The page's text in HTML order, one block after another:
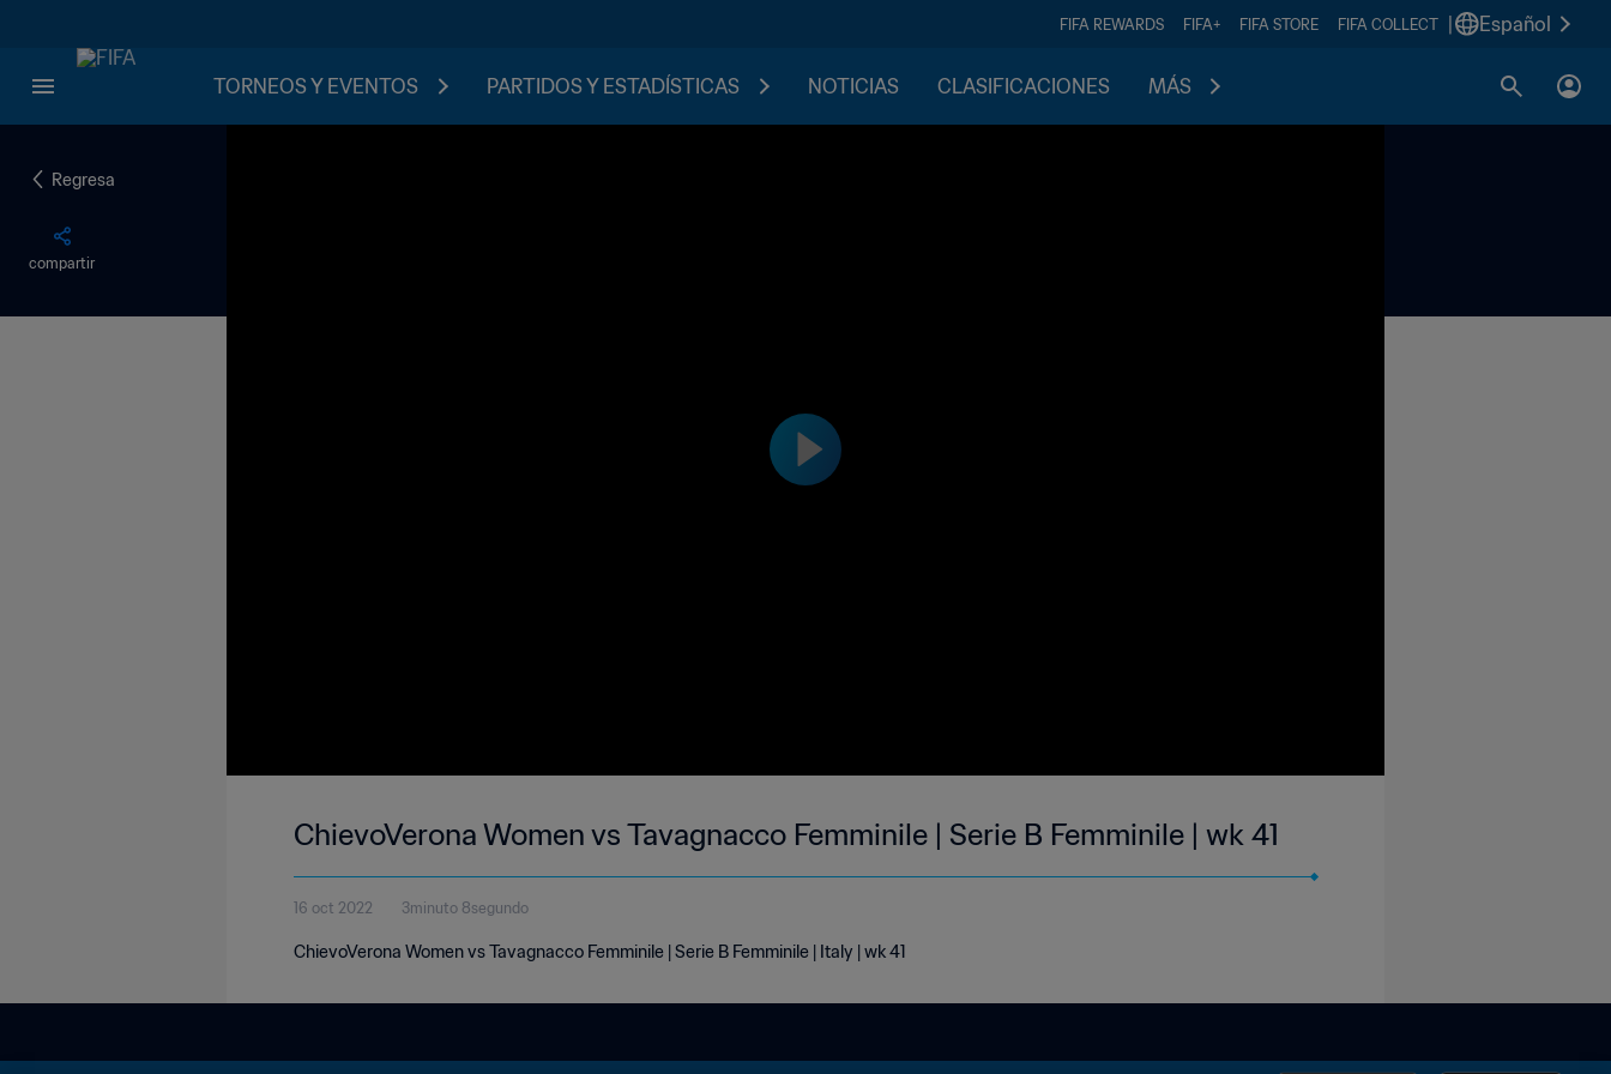
FIFA REWARDS FIFA+ FIFA STORE FIFA COLLECT Español
TORNEOS Y EVENTOS PARTIDOS Y ESTADÍSTICAS NOTICIAS CLASIFICACIONES MÁS
Regresa
compartir
ChievoVerona Women vs Tavagnacco Femminile | Serie B Femminile | wk 41
16 oct 2022 3minuto 8segundo
ChievoVerona Women vs Tavagnacco Femminile | Serie B Femminile | Italy | wk 41